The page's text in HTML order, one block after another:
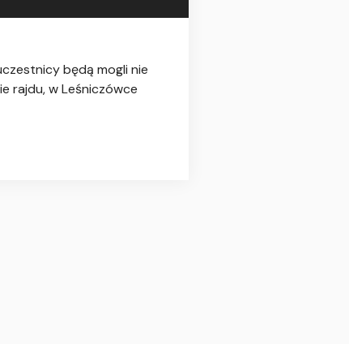
będą mogli nie
rajdu, w Leśniczówce